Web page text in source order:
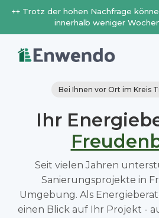
++ Trotz der hohen Nachfrage
innerhalb weniger
Bei Ihnen vor Ort im Kreis
Ihr
Seit vielen Jahren
Sanierungsprojekte in
Umgebung. Als
einen Blick auf Ihr Projekt -